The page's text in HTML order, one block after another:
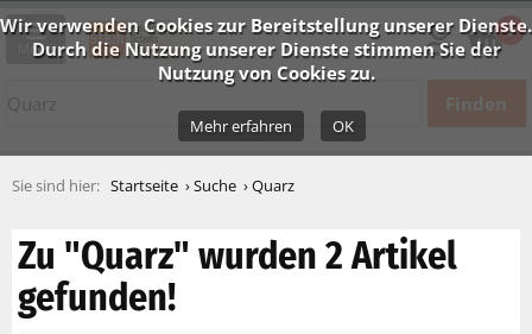
Menü
0
Startseite Suche Quarz
Zu "Quarz" wurden 2 Artikel
gefunden!
Wir verwenden Cookies zur Bereitstellung unserer Dienste.
Durch die Nutzung unserer Dienste stimmen Sie der
Nutzung von Cookies zu.
Mehr erfahren OK